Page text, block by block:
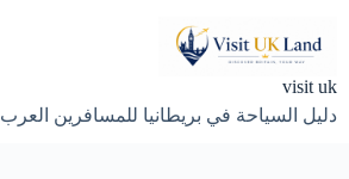
المحتوى
visit uk
دليل السياحة في بريطانيا للمسافرين العرب